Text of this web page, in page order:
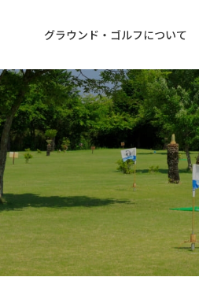
グラウンド・ゴルフについて